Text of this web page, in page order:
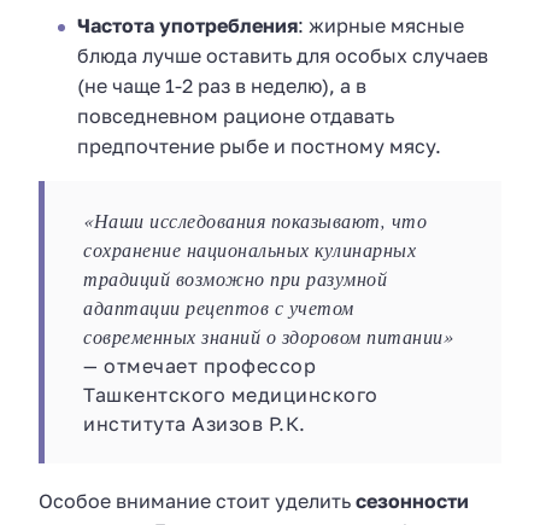
Частота употребления: жирные мясные
блюда лучше оставить для особых случаев
(не чаще 1-2 раз в неделю), а в
повседневном рационе отдавать
предпочтение рыбе и постному мясу.
«Наши исследования показывают, что
сохранение национальных кулинарных
традиций возможно при разумной
адаптации рецептов с учетом
современных знаний о здоровом питании»
— отмечает профессор
Ташкентского медицинского
института Азизов Р.К.
Особое внимание стоит уделить сезонности